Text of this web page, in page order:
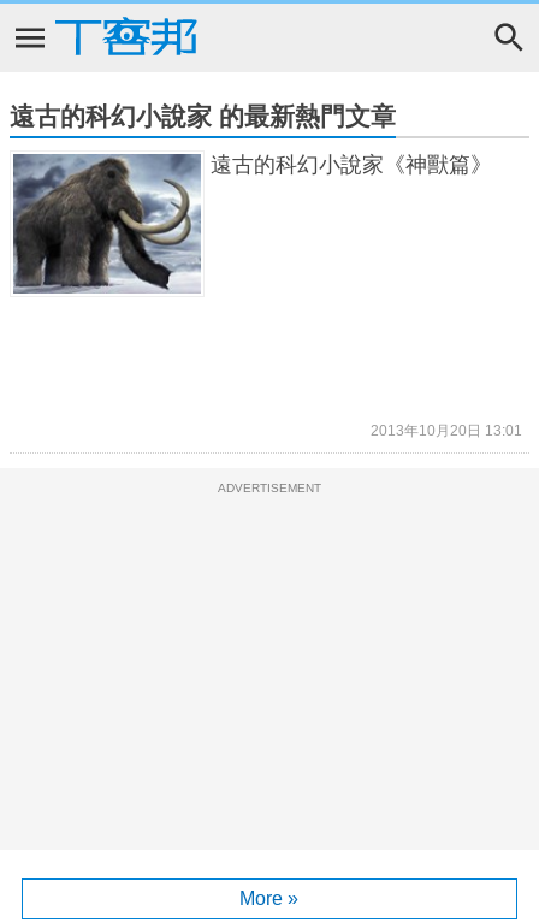
遠古的科幻小說家 的最新熱門文章
遠古的科幻小說家《神獸篇》
2013年10月20日 13:01
ADVERTISEMENT
More »